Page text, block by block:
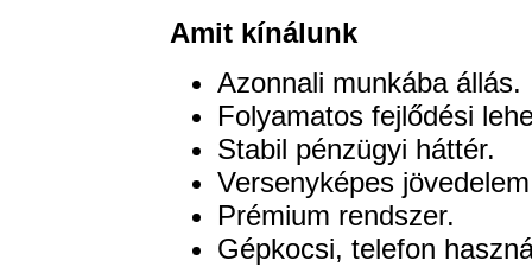
Amit kínálunk
Azonnali munkába állás.
Folyamatos fejlődési
Stabil pénzügyi háttér.
Versenyképes
Prémium rendszer.
Gépkocsi, telefon